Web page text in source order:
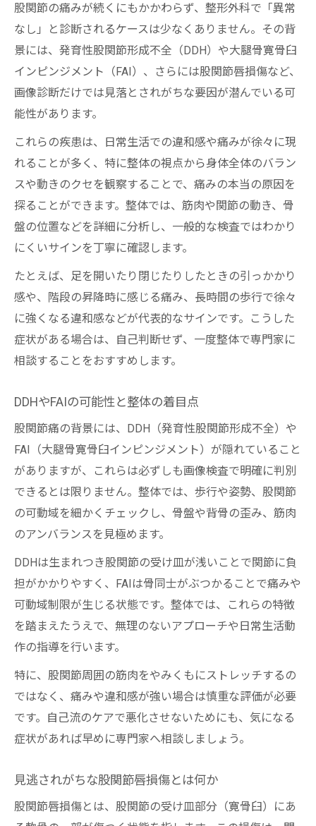
無理なストレッチが悪化を招く理由
整体で学ぶ安全なセルフケアの方法
自己判断せず整体に相談する重要性
整体で見直す股関節痛の隠れた要因
DDHやFAIの見逃しリスクを整体で確認
整体院選びで重視すべき口コミと実績
整体で安心できる説明とサポート体制
日常生活で避けたい股関節痛のセルフケア方法
整体が提案する安全なセルフケアのポイン
ト
股関節痛で避けるべき日常動作とは
自己流より整体の指導が安心な理由
無理なストレッチを避ける整体的対策
整体院で教わる正しいセルフケア法
整体相談前に確認したいポイントまとめ
整体で受けられる丁寧なカウンセリング
保険適用や費用感も整体院選びの基準
股関節の痛みが続くにもかかわらず、整形外科で「異常
なし」と診断されるケースは少なくありません。その背
景には、発育性股関節形成不全（DDH）や大腿骨寛骨臼
インピンジメント（FAI）、さらには股関節唇損傷など、
画像診断だけでは見落とされがちな要因が潜んでいる可
能性があります。
これらの疾患は、日常生活での違和感や痛みが徐々に現
れることが多く、特に整体の視点から身体全体のバラン
スや動きのクセを観察することで、痛みの本当の原因を
探ることができます。整体では、筋肉や関節の動き、骨
盤の位置などを詳細に分析し、一般的な検査ではわかり
にくいサインを丁寧に確認します。
たとえば、足を開いたり閉じたりしたときの引っかかり
感や、階段の昇降時に感じる痛み、長時間の歩行で徐々
に強くなる違和感などが代表的なサインです。こうした
症状がある場合は、自己判断せず、一度整体で専門家に
相談することをおすすめします。
DDHやFAIの可能性と整体の着目点
股関節痛の背景には、DDH（発育性股関節形成不全）や
FAI（大腿骨寛骨臼インピンジメント）が隠れていること
がありますが、これらは必ずしも画像検査で明確に判別
できるとは限りません。整体では、歩行や姿勢、股関節
の可動域を細かくチェックし、骨盤や背骨の歪み、筋肉
のアンバランスを見極めます。
DDHは生まれつき股関節の受け皿が浅いことで関節に負
担がかかりやすく、FAIは骨同士がぶつかることで痛みや
可動域制限が生じる状態です。整体では、これらの特徴
を踏まえたうえで、無理のないアプローチや日常生活動
作の指導を行います。
特に、股関節周囲の筋肉をやみくもにストレッチするの
ではなく、痛みや違和感が強い場合は慎重な評価が必要
です。自己流のケアで悪化させないためにも、気になる
症状があれば早めに専門家へ相談しましょう。
見逃されがちな股関節唇損傷とは何か
股関節唇損傷とは、股関節の受け皿部分（寛骨臼）にあ